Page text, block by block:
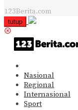
123Berita.com
tutup
Nasional
Regional
Internasional
Sport